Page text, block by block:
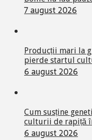
7 august 2026
Producții mari la
pierde startul
6 august 2026
Cum susține
culturii de rapiță
6 august 2026